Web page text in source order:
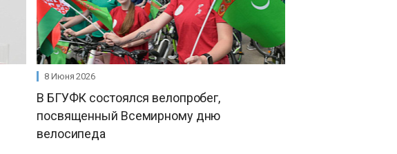
8 Июня 2026
В БГУФК состоялся велопробег,
посвященный Всемирному дню
велосипеда